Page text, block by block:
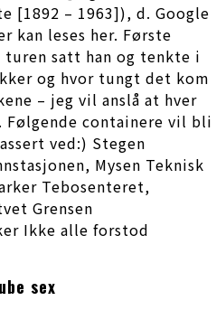
[1892 – 1963]), d. Google
kan leses her. Første
turen satt han og tenkte i
og hvor tungt det kom
– jeg vil anslå at hver
Følgende containere vil bli
ved:) Stegen
Mysen Teknisk
Tebosenteret,
Grensen
Ikke alle forstod
sex